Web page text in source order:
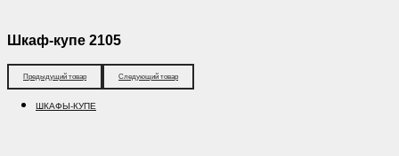
Шкаф-купе 2105
Предыдущий товар Следующий товар
ШКАФЫ-КУПЕ